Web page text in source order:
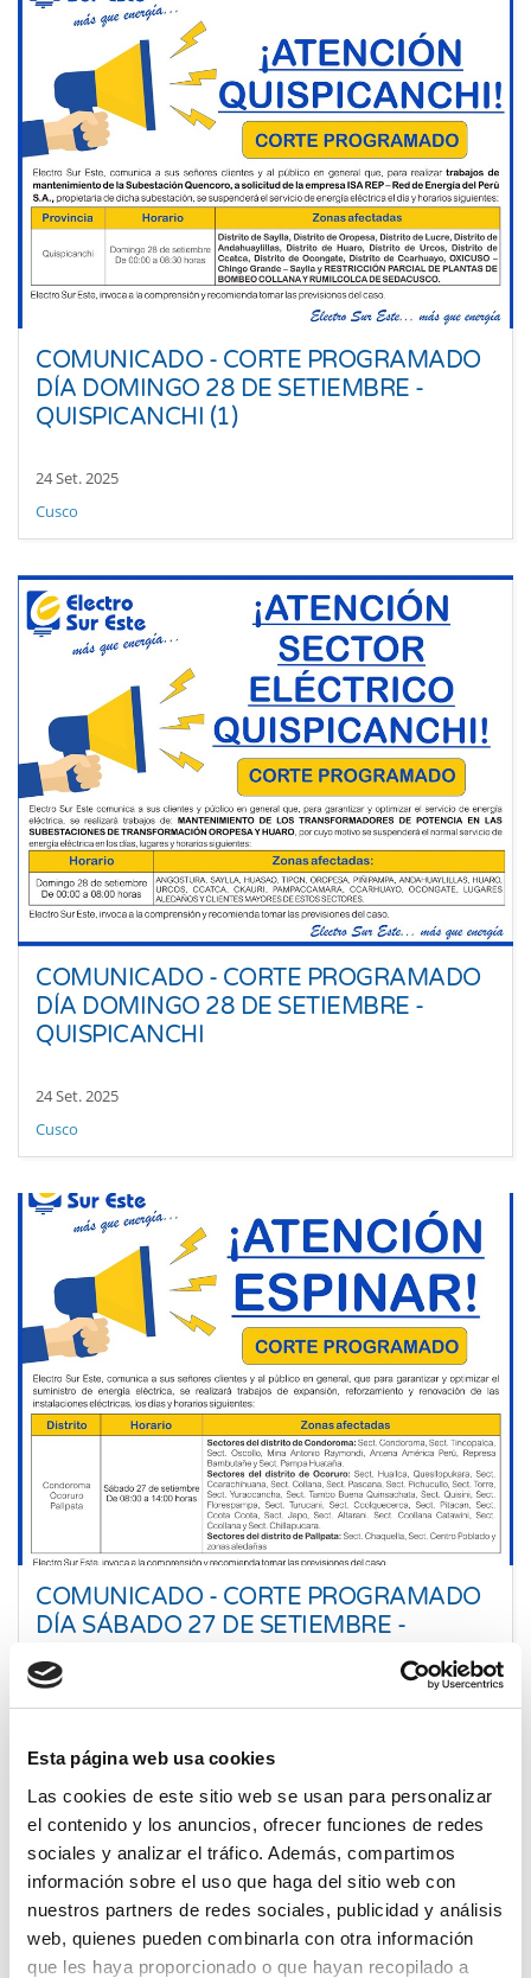
Esta página web usa cookies
Las cookies de este sitio web se usan para personalizar
el contenido y los anuncios, ofrecer funciones de redes
sociales y analizar el tráfico. Además, compartimos
información sobre el uso que haga del sitio web con
nuestros partners de redes sociales, publicidad y análisis
web, quienes pueden combinarla con otra información
que les haya proporcionado o que hayan recopilado a
COMUNICADO - CORTE PROGRAMADO
DÍA DOMINGO 28 DE SETIEMBRE -
QUISPICANCHI (1)
24 Set. 2025
Cusco
COMUNICADO - CORTE PROGRAMADO
DÍA DOMINGO 28 DE SETIEMBRE -
QUISPICANCHI
24 Set. 2025
Cusco
COMUNICADO - CORTE PROGRAMADO
DÍA SÁBADO 27 DE SETIEMBRE -
24 Set. 2025
Cusco